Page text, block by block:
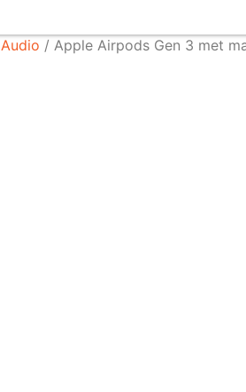
Audio / Apple Airpods Gen 3 met